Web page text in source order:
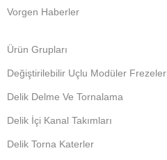
Vorgen Haberler
Ürün Grupları
Değiştirilebilir Uçlu Modüler Frezeler
Delik Delme Ve Tornalama
Delik İçi Kanal Takımları
Delik Torna Katerler